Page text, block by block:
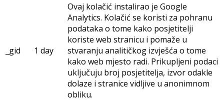
_gid 1 day
Ovaj kolačić instalirao je Google
Analytics. Kolačić se koristi za pohranu
podataka o tome kako posjetitelji
koriste web stranicu i pomaže u
stvaranju analitičkog izvješća o tome
kako web mjesto radi. Prikupljeni podaci
uključuju broj posjetitelja, izvor odakle
dolaze i stranice vidljive u anonimnom
obliku.